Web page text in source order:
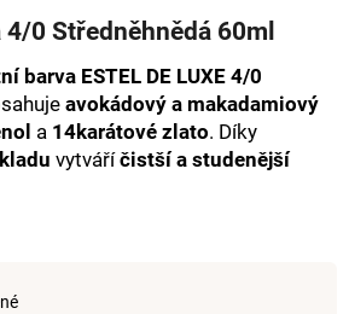
4/0 Středněhnědá 60ml
barva ESTEL DE LUXE 4/0
avokádový a makadamiový
a 14karátové zlato. Díky
vytváříčistší a studenější